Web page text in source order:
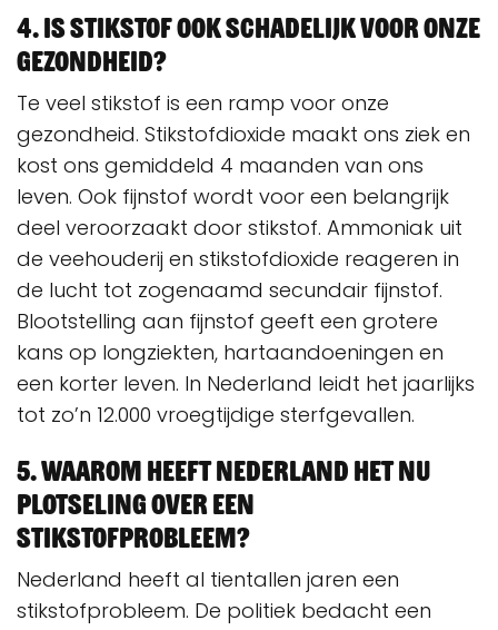
4. Is stikstof ook schadelijk voor onze
gezondheid?
Te veel stikstof is een ramp voor onze
gezondheid. Stikstofdioxide maakt ons ziek en
kost ons gemiddeld 4 maanden van ons
leven. Ook fijnstof wordt voor een belangrijk
deel veroorzaakt door stikstof. Ammoniak uit
de veehouderij en stikstofdioxide reageren in
de lucht tot zogenaamd secundair fijnstof.
Blootstelling aan fijnstof geeft een grotere
kans op longziekten, hartaandoeningen en
een korter leven. In Nederland leidt het jaarlijks
tot zo’n 12.000 vroegtijdige sterfgevallen.
5. Waarom heeft Nederland het nu
plotseling over een
stikstofprobleem?
Nederland heeft al tientallen jaren een
stikstofprobleem. De politiek bedacht een